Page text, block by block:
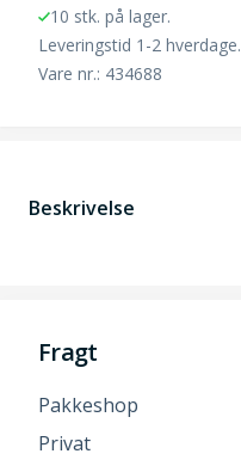
10 stk. på lager.
Leveringstid 1-2 hverdage.
Vare nr.: 434688
Beskrivelse
Fragt
Pakkeshop
Privat